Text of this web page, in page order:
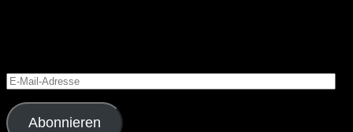
E-
Mail-
Adresse
Abonnieren